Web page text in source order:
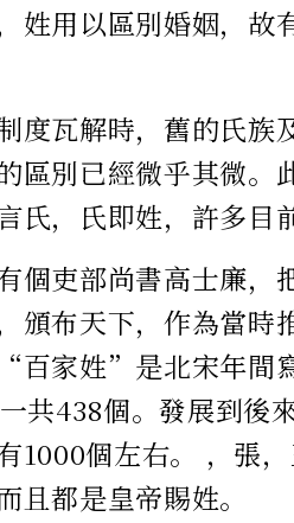
姓用以區別婚姻，故
度瓦解時，舊​​的氏族
區別已經微乎其微。
氏，氏即姓，許多目
個吏部尚書高士廉
布天下，作為當時
百家姓”是北宋年間
共438個。發展到後
1000個左右。 ，張
且都是皇帝賜姓。